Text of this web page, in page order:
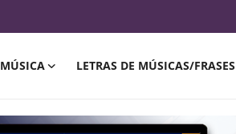
MÚSICA LETRAS DE MÚSICAS/FRASES